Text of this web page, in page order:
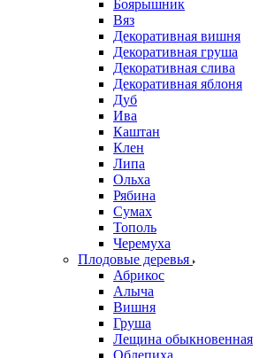
Боярышник
Вяз
Декоративная вишня
Декоративная груша
Декоративная слива
Декоративная яблоня
Дуб
Ива
Каштан
Клен
Липа
Ольха
Рябина
Сумах
Тополь
Черемуха
Плодовые деревья
Абрикос
Алыча
Вишня
Груша
Лещина обыкновенная
Облепиха